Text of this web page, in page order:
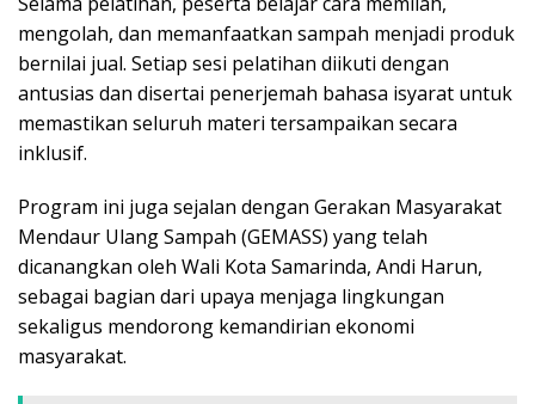
mengolah, dan memanfaatkan sampah menjadi produk
bernilai jual. Setiap sesi pelatihan diikuti dengan
antusias dan disertai penerjemah bahasa isyarat untuk
memastikan seluruh materi tersampaikan secara
inklusif.
Program ini juga sejalan dengan Gerakan Masyarakat
Mendaur Ulang Sampah (GEMASS) yang telah
dicanangkan oleh Wali Kota Samarinda, Andi Harun,
sebagai bagian dari upaya menjaga lingkungan
sekaligus mendorong kemandirian ekonomi
masyarakat.